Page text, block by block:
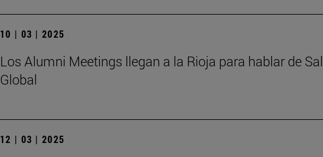
10 | 03 | 2025
Los Alumni Meetings llegan a la Rioja para hablar de
Global
12 | 03 | 2025